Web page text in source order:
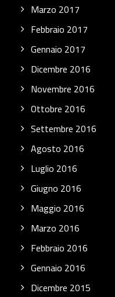
Marzo 2017
Febbraio 2017
Gennaio 2017
Dicembre 2016
Novembre 2016
Ottobre 2016
Settembre 2016
Agosto 2016
Luglio 2016
Giugno 2016
Maggio 2016
Marzo 2016
Febbraio 2016
Gennaio 2016
Dicembre 2015